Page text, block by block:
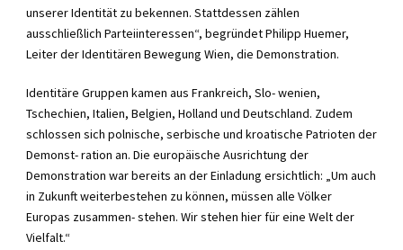
unserer Identität zu bekennen. Stattdessen zählen
ausschließlich Parteiinteressen“, begründet Philipp Huemer,
Leiter der Identitären Bewegung Wien, die Demonstration.
Identitäre Gruppen kamen aus Frankreich, Slo- wenien,
Tschechien, Italien, Belgien, Holland und Deutschland. Zudem
schlossen sich polnische, serbische und kroatische Patrioten der
Demonst- ration an. Die europäische Ausrichtung der
Demonstration war bereits an der Einladung ersichtlich: „Um auch
in Zukunft weiterbestehen zu können, müssen alle Völker
Europas zusammen- stehen. Wir stehen hier für eine Welt der
Vielfalt.“